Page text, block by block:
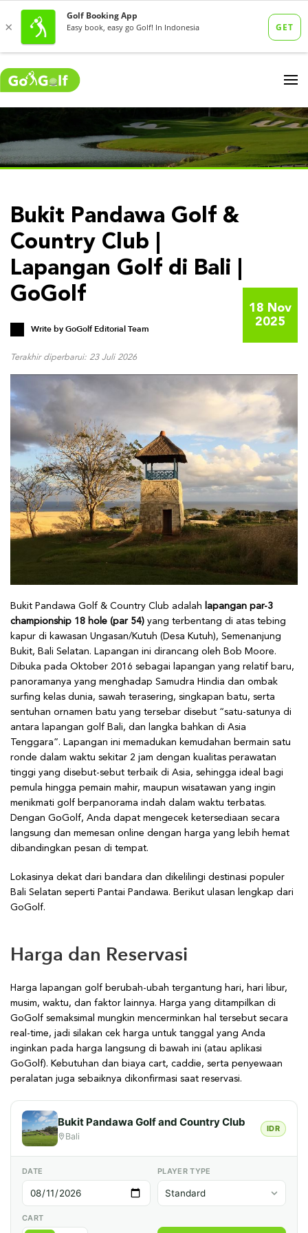
Bukit Pandawa Golf &
Country Club |
Lapangan Golf di Bali |
GoGolf
18 Nov
2025
Write byGoGolf Editorial Team
Terakhir diperbarui: 23 Juli 2026
Bukit Pandawa Golf & Country Club adalah
lapangan par-3
championship 18 hole (par 54) yang terbentang di atas tebing
kapur di kawasan Ungasan/Kutuh (Desa Kutuh), Semenanjung
Bukit, Bali Selatan. Lapangan ini dirancang oleh Bob Moore.
Dibuka pada Oktober 2016 sebagai lapangan yang relatif baru,
panoramanya yang menghadap Samudra Hindia dan ombak
surfing kelas dunia, sawah terasering, singkapan batu, serta
sentuhan ornamen batu yang tersebar disebut “satu-satunya di
antara lapangan golf Bali, dan langka bahkan di Asia
Tenggara”. Lapangan ini memadukan kemudahan bermain satu
ronde dalam waktu sekitar 2 jam dengan kualitas perawatan
tinggi yang disebut-sebut terbaik di Asia, sehingga ideal bagi
pemula hingga pemain mahir, maupun wisatawan yang ingin
menikmati golf berpanorama indah dalam waktu terbatas.
Dengan GoGolf, Anda dapat mengecek ketersediaan secara
langsung dan memesan online dengan harga yang lebih hemat
dibandingkan pesan di tempat.
Lokasinya dekat dari bandara dan dikelilingi destinasi populer
Bali Selatan seperti Pantai Pandawa. Berikut ulasan lengkap dari
GoGolf.
Harga dan Reservasi
Harga lapangan golf berubah-ubah tergantung hari, hari libur,
musim, waktu, dan faktor lainnya. Harga yang ditampilkan di
GoGolf semaksimal mungkin mencerminkan hal tersebut secara
real-time, jadi silakan cek harga untuk tanggal yang Anda
inginkan pada harga langsung di bawah ini (atau aplikasi
GoGolf). Kebutuhan dan biaya cart, caddie, serta penyewaan
peralatan juga sebaiknya dikonfirmasi saat reservasi.